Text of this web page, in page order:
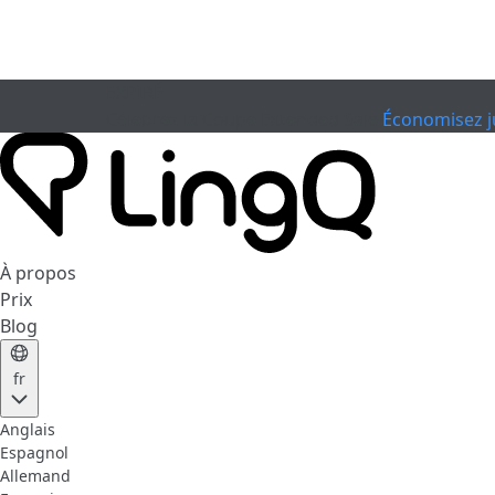
Économisez
À propos
Prix
Blog
fr
Anglais
Espagnol
Allemand